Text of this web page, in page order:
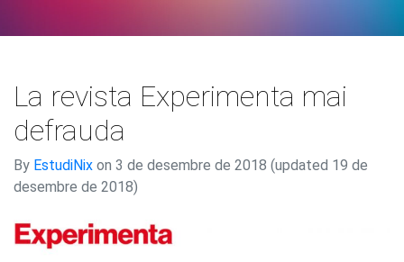
La revista Experimenta mai
defrauda
By EstudiNix on 3 de desembre de 2018 (updated 19 de
desembre de 2018)